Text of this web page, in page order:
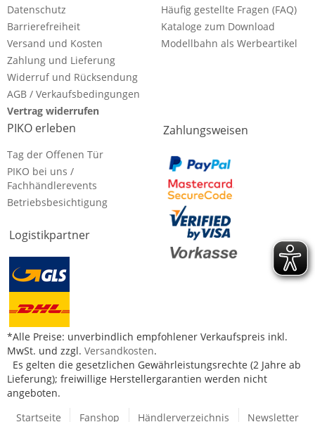
Datenschutz
Barrierefreiheit
Versand und Kosten
Zahlung und Lieferung
Widerruf und Rücksendung
AGB / Verkaufsbedingungen
Vertrag widerrufen
Häufig gestellte Fragen (FAQ)
Kataloge zum Download
Modellbahn als Werbeartikel
PIKO erleben
Tag der Offenen Tür
PIKO bei uns /
Fachhändlerevents
Betriebsbesichtigung
Logistikpartner
Zahlungsweisen
*Alle Preise: unverbindlich empfohlener Verkaufspreis inkl.
MwSt. und zzgl. Versandkosten.
Es gelten die gesetzlichen Gewährleistungsrechte (2 Jahre ab
Lieferung); freiwillige Herstellergarantien werden nicht
angeboten.
Startseite
Fanshop Händlerverzeichnis Newsletter